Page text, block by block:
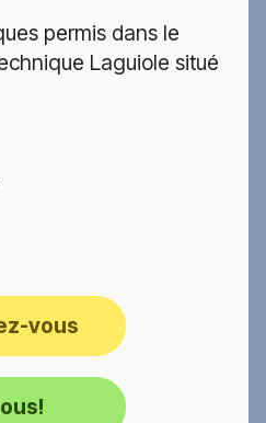
permis dans le
Laguiole situé
vous